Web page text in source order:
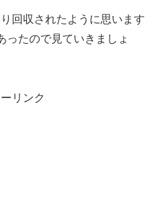
回収されたように思います
ったので見ていきましょ
リンク